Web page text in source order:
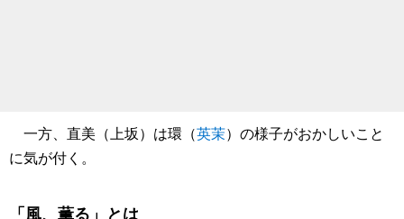
一方、直美（上坂）は環（英茉）の様子がおかしいこと
に気が付く。
「風、薫る」とは